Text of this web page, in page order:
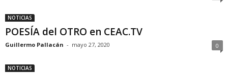
NOTICIAS
POESÍA del OTRO en CEAC.TV
Guillermo Pallacán - mayo 27, 2020 0
NOTICIAS